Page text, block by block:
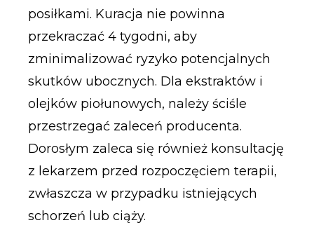
posiłkami. Kuracja nie powinna
przekraczać 4 tygodni, aby
zminimalizować ryzyko potencjalnych
skutków ubocznych. Dla ekstraktów i
olejków piołunowych, należy ściśle
przestrzegać zaleceń producenta.
Dorosłym zaleca się również konsultację
z lekarzem przed rozpoczęciem terapii,
zwłaszcza w przypadku istniejących
schorzeń lub ciąży.